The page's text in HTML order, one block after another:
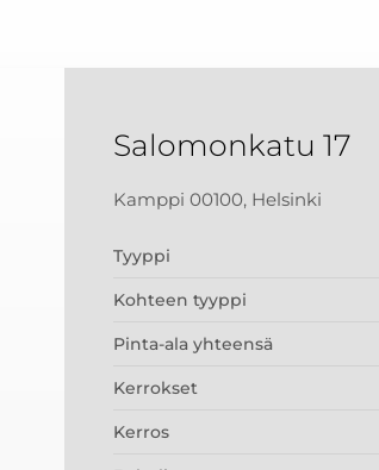
Salomonkatu 17
Kamppi 00100, Helsinki
Tyyppi
Kohteen tyyppi
Pinta-ala yhteensä
Kerrokset
Kerros